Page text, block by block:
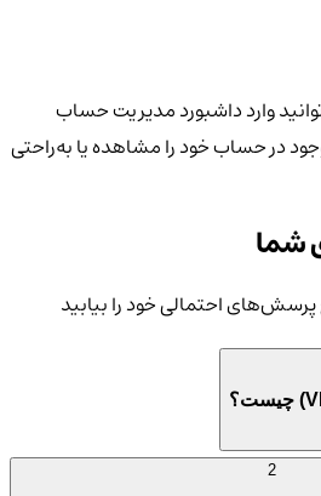
وارد داشبورد مدیریت حساب
در حساب خود را مشاهده یا به‌راحتی
شما
احتمالی خود را بیابید